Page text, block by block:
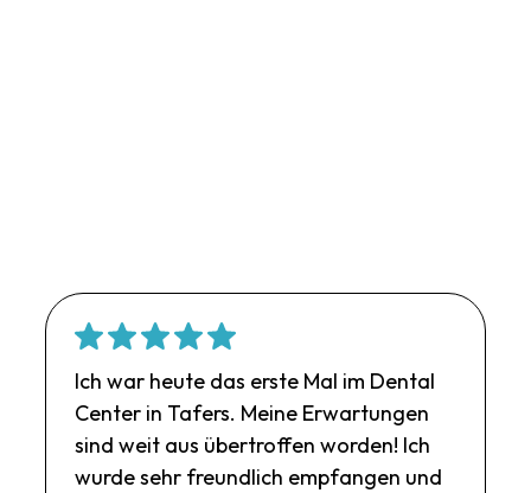
Ich war heute das erste Mal im Dental
Center in Tafers. Meine Erwartungen
sind weit aus übertroffen worden! Ich
wurde sehr freundlich empfangen und